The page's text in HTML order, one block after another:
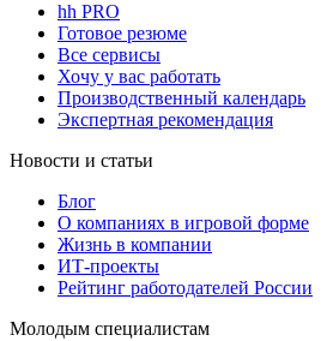
hh PRO
Готовое резюме
Все сервисы
Хочу у вас работать
Производственный календарь
Экспертная рекомендация
Новости и статьи
Блог
О компаниях в игровой форме
Жизнь в компании
ИТ-проекты
Рейтинг работодателей России
Молодым специалистам